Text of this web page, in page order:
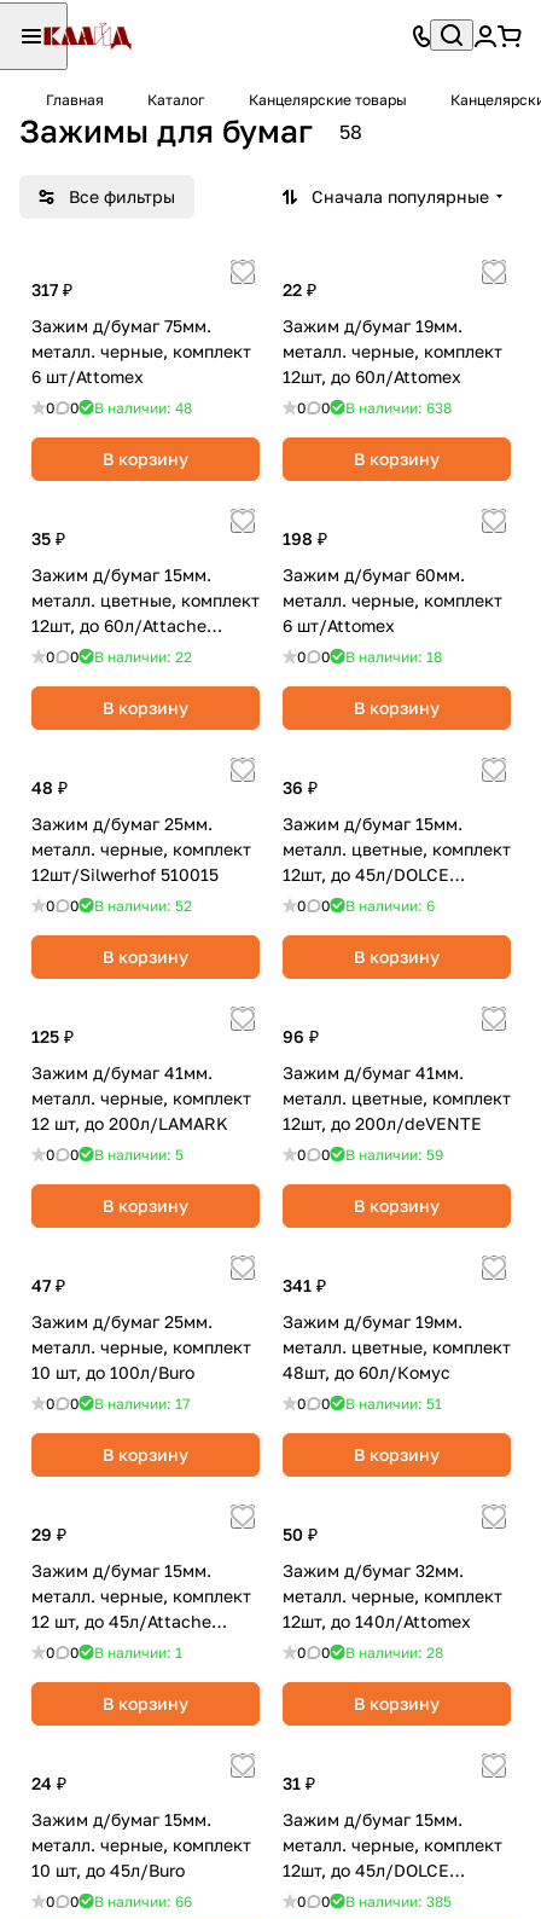
Главная Каталог Канцелярские товары
Зажимы для бумаг 58
Все фильтры Сначала популярные
317 ₽
Зажим д/бумаг 75мм.
металл. черные, комплект
6 шт/Attomex
0 0 В наличии: 48
В корзину
22 ₽
Зажим д/бумаг 19мм.
металл. черные, комплект
12шт, до 60л/Attomex
0 0 В наличии: 638
В корзину
35 ₽
Зажим д/бумаг 15мм.
металл. цветные, комплект
12шт, до 60л/Attache
Economy
0 0 В наличии: 22
В корзину
198 ₽
Зажим д/бумаг 60мм.
металл. черные, комплект
6 шт/Attomex
0 0 В наличии: 18
В корзину
48 ₽
Зажим д/бумаг 25мм.
металл. черные, комплект
12шт/Silwerhof 510015
0 0 В наличии: 52
В корзину
36 ₽
Зажим д/бумаг 15мм.
металл. цветные, комплект
12шт, до 45л/DOLCE
COSTO
0 0 В наличии: 6
В корзину
125 ₽
Зажим д/бумаг 41мм.
металл. черные, комплект
12 шт, до 200л/LAMARK
0 0 В наличии: 5
В корзину
96 ₽
Зажим д/бумаг 41мм.
металл. цветные, комплект
12шт, до 200л/deVENTE
0 0 В наличии: 59
В корзину
47 ₽
Зажим д/бумаг 25мм.
металл. черные, комплект
10 шт, до 100л/Buro
0 0 В наличии: 17
В корзину
341 ₽
Зажим д/бумаг 19мм.
металл. цветные, комплект
48шт, до 60л/Комус
0 0 В наличии: 51
В корзину
29 ₽
Зажим д/бумаг 15мм.
металл. черные, комплект
12 шт, до 45л/Attache
Economy
0 0 В наличии: 1
В корзину
50 ₽
Зажим д/бумаг 32мм.
металл. черные, комплект
12шт, до 140л/Attomex
0 0 В наличии: 28
В корзину
24 ₽
Зажим д/бумаг 15мм.
металл. черные, комплект
10 шт, до 45л/Buro
0 0 В наличии: 66
31 ₽
Зажим д/бумаг 15мм.
металл. черные, комплект
12шт, до 45л/DOLCE
COSTO
0 0 В наличии: 385